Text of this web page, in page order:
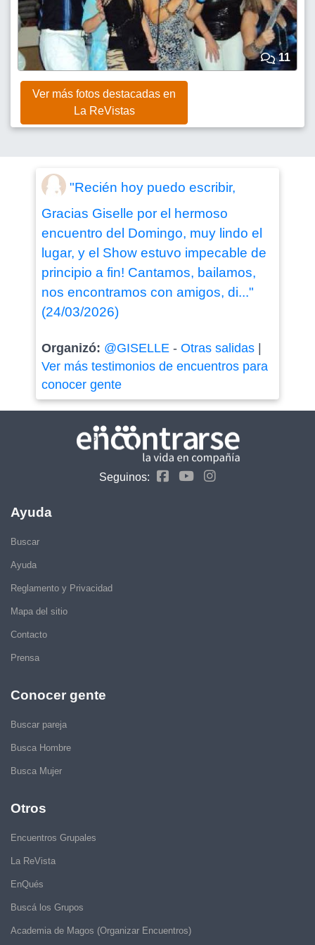
11
Ver más fotos destacadas en
La ReVistas
"Recién hoy puedo escribir,
Gracias Giselle por el hermoso
encuentro del Domingo, muy lindo el
lugar, y el Show estuvo impecable de
principio a fin! Cantamos, bailamos,
nos encontramos con amigos, di..."
(24/03/2026)
Organizó: @GISELLE - Otras salidas|
Ver más testimonios de encuentros para
conocer gente
Seguinos:
Ayuda
Buscar
Ayuda
Reglamento y Privacidad
Mapa del sitio
Contacto
Prensa
Conocer gente
Buscar pareja
Busca Hombre
Busca Mujer
Otros
Encuentros Grupales
La ReVista
EnQués
Buscá los Grupos
Academia de Magos (Organizar Encuentros)